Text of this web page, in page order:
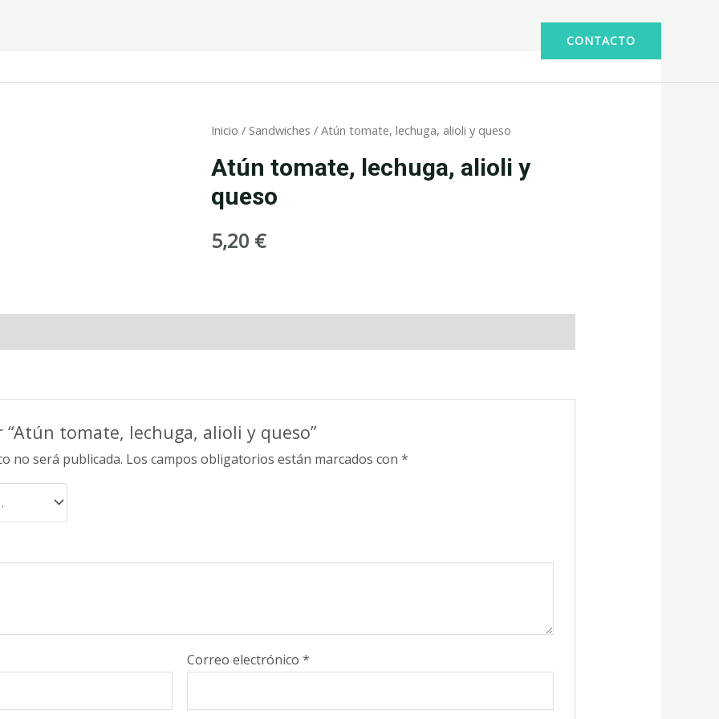
CONTACTO
Inicio / Sandwiches / Atún tomate, lechuga, alioli y queso
Atún tomate, lechuga, alioli y
queso
5,20 €
tomate, lechuga, alioli y queso”
no será publicada. Los campos obligatorios están marcados con*
Correo electrónico*